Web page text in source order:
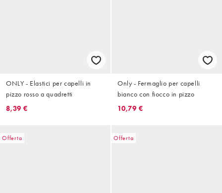
ONLY - Elastici per capelli in
pizzo rosso a quadretti
8,39 €
Only - Fermaglio per capelli
bianco con fiocco in pizzo
10,79 €
Offerta Offerta